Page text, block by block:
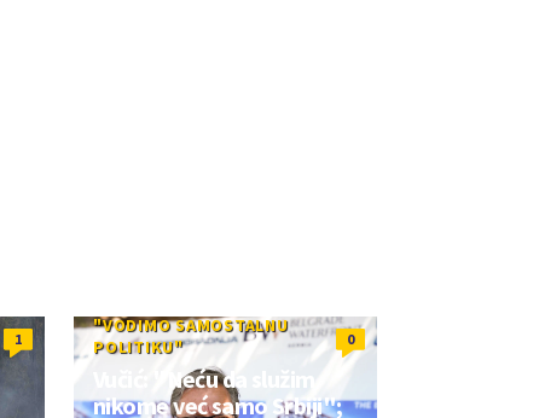
1 0
"VODIMO SAMOSTALNU
POLITIKU"
Vučić: "Neću da služim
nikome već samo Srbiji";